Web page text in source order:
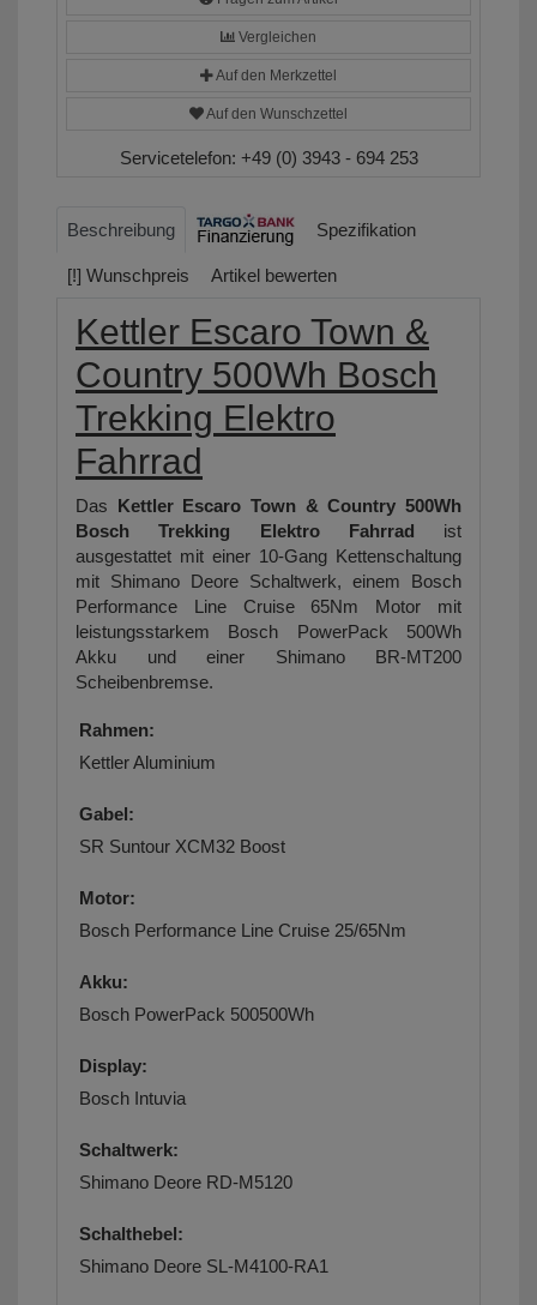
Vergleichen
Auf den Merkzettel
Auf den Wunschzettel
Servicetelefon: +49 (0) 3943 - 694 253
Beschreibung Spezifikation
[!] Wunschpreis Artikel bewerten
Kettler Escaro Town &
Country 500Wh Bosch
Trekking Elektro
Fahrrad
Das Kettler Escaro Town & Country 500Wh
Bosch Trekking Elektro Fahrrad ist
ausgestattet mit einer 10-Gang Kettenschaltung
mit Shimano Deore Schaltwerk, einem Bosch
Performance Line Cruise 65Nm Motor mit
leistungsstarkem Bosch PowerPack 500Wh
Akku und einer Shimano BR-MT200
Scheibenbremse.
Rahmen:
Kettler Aluminium
Gabel:
SR Suntour XCM32 Boost
Motor:
Bosch Performance Line Cruise 25/65Nm
Akku:
Bosch PowerPack 500500Wh
Display:
Bosch Intuvia
Schaltwerk:
Shimano Deore RD-M5120
Schalthebel:
Shimano Deore SL-M4100-RA1